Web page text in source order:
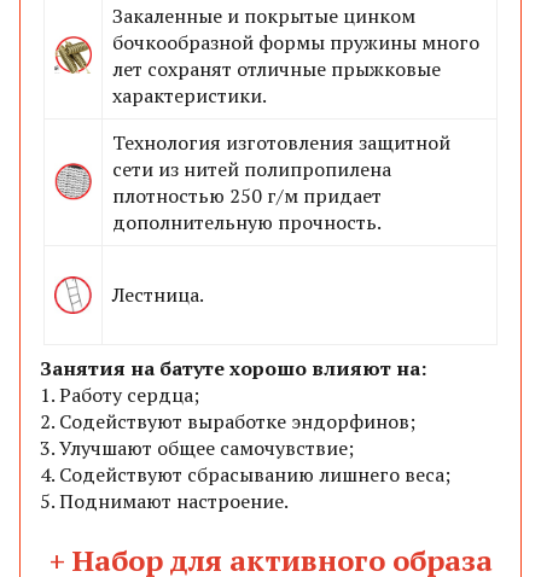
Закаленные и покрытые цинком
бочкообразной формы пружины много
лет сохранят отличные прыжковые
характеристики.
Технология изготовления защитной
сети из нитей полипропилена
плотностью 250 г/м придает
дополнительную прочность.
Лестница.
Занятия на батуте хорошо влияют на:
1.Работу сердца;
2. Содействуют выработке эндорфинов;
3.Улучшают общее самочувствие;
4. Содействуют сбрасыванию лишнего веса;
5.Поднимают настроение.
+ Набор для активного образа